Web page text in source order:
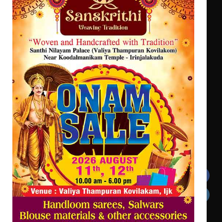
ട്യുണീഷ്യൻ ചിത്രം ” ദി വോയിസ്
ഓഫ് ഹിന്ദ് റജബ് ” ഇരിങ്ങാലക്കുട
ഫിലിം സൊസൈറ്റി ആഗസ്റ്റ് 7
വെള്ളിയാഴ്ച സ്‌ക്രീൻ ചെയ്യുന്നു
സെന്റ് ജോസഫ്സ് കോളജ്
കോമേഴ്‌സ് അസോസിയേഷന്
തുടക്കമായി
Get In Touch
Twitter Facebook
LinkedIn Instagram
YouTube